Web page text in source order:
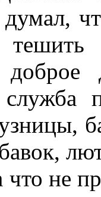
служба
что не